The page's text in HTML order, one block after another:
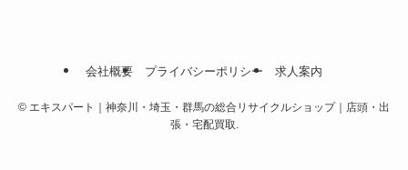
会社概要 プライバシーポリシー 求人案内
© エキスパート｜神奈川・埼玉・群馬の総合リサイクルショップ｜店頭・出
張・宅配買取.